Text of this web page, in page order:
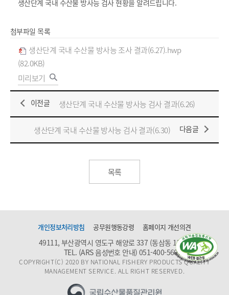
생산단계 국내 수산물 방사능 검사 현황을 알려드립니다.
첨부파일 목록
생산단계 국내 수산물 방사능 조사 결과(6.27).hwp
(82.0KB)
미리보기
이전글 생산단계 국내 수산물 방사능 검사 결과(6.26)
다음글
생산단계 국내 수산물 방사능 검사 결과(6.30)
목록
개인정보처리방침 공무원행동강령 홈페이지 개선의견
49111, 부산광역시 영도구 해양로 337 (동삼동 1159)
TEL. (ARS 음성번호 안내)051-400-5600
COPYRIGHT(C) 2020 BY NATIONAL FISHERY PRODUCTS QUALITY
MANAGEMENT SERVICE. ALL RIGHT RESERVED.